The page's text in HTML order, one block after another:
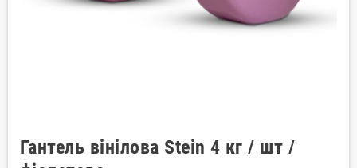
Гантель вінілова Stein 4 кг / шт /